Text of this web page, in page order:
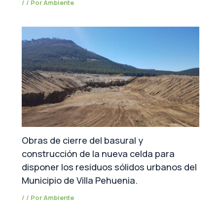
/ / PorAmbiente
Obras de cierre del basural y
construcción de la nueva celda para
disponer los residuos sólidos urbanos del
Municipio de Villa Pehuenia.
/ / PorAmbiente